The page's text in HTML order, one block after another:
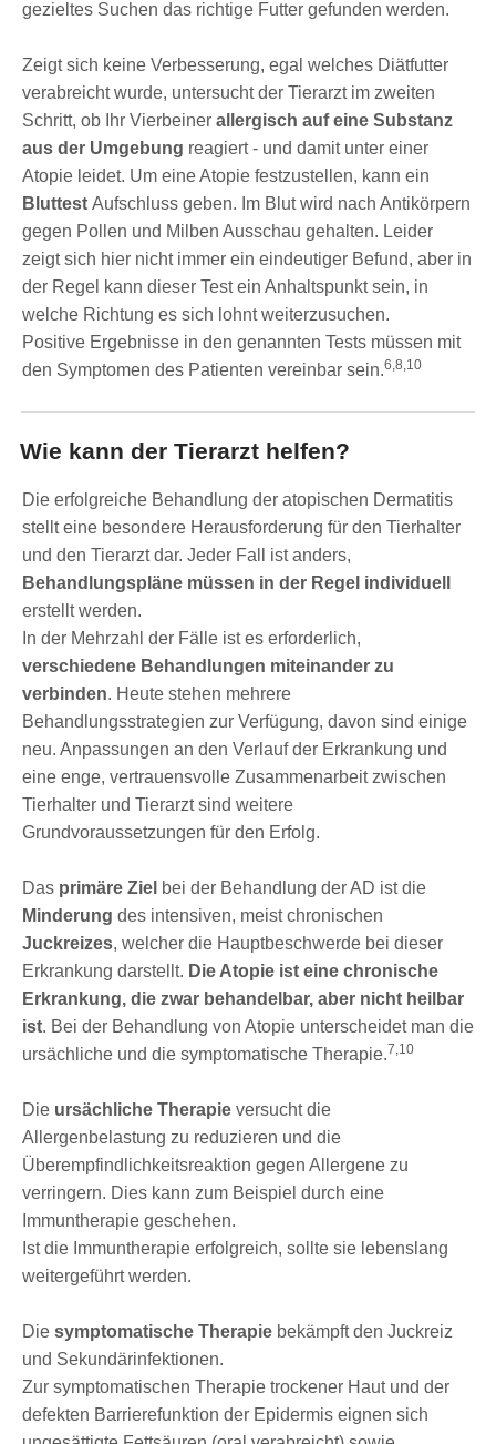
gezieltes Suchen das richtige Futter gefunden werden.
Zeigt sich keine Verbesserung, egal welches Diätfutter
verabreicht wurde, untersucht der Tierarzt im zweiten
Schritt, ob Ihr Vierbeiner allergisch auf eine Substanz
aus der Umgebung reagiert - und damit unter einer
Atopie leidet. Um eine Atopie festzustellen, kann ein
Bluttest Aufschluss geben. Im Blut wird nach Antikörpern
gegen Pollen und Milben Ausschau gehalten. Leider
zeigt sich hier nicht immer ein eindeutiger Befund, aber in
der Regel kann dieser Test ein Anhaltspunkt sein, in
welche Richtung es sich lohnt weiterzusuchen.
Positive Ergebnisse in den genannten Tests müssen mit
den Symptomen des Patienten vereinbar sein.6,8,10
Wie kann der Tierarzt helfen?
Die erfolgreiche Behandlung der atopischen Dermatitis
stellt eine besondere Herausforderung für den Tierhalter
und den Tierarzt dar. Jeder Fall ist anders,
Behandlungspläne müssen in der Regel individuell
erstellt werden.
In der Mehrzahl der Fälle ist es erforderlich,
verschiedene Behandlungen miteinander zu
verbinden. Heute stehen mehrere
Behandlungsstrategien zur Verfügung, davon sind einige
neu. Anpassungen an den Verlauf der Erkrankung und
eine enge, vertrauensvolle Zusammenarbeit zwischen
Tierhalter und Tierarzt sind weitere
Grundvoraussetzungen für den Erfolg.
Das primäre Ziel bei der Behandlung der AD ist die
Minderung des intensiven, meist chronischen
Juckreizes, welcher die Hauptbeschwerde bei dieser
Erkrankung darstellt. Die Atopie ist eine chronische
Erkrankung, die zwar behandelbar, aber nicht heilbar
ist. Bei der Behandlung von Atopie unterscheidet man die
ursächliche und die symptomatische Therapie.7,10
Die ursächliche Therapieversucht die
Allergenbelastung zu reduzieren und die
Überempfindlichkeitsreaktion gegen Allergene zu
verringern. Dies kann zum Beispiel durch eine
Immuntherapie geschehen.
Ist die Immuntherapie erfolgreich, sollte sie lebenslang
weitergeführt werden.
Die symptomatische Therapie bekämpft den Juckreiz
und Sekundärinfektionen.
Zur symptomatischen Therapie trockener Haut und der
defekten Barrierefunktion der Epidermis eignen sich